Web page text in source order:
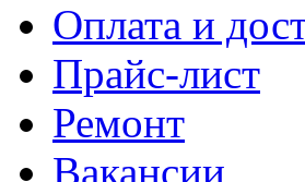
Оплата и
Прайс-лист
Ремонт
Вакансии